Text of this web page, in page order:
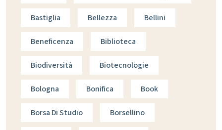
Bastiglia Bellezza Bellini
Beneficenza Biblioteca
Biodiversità Biotecnologie
Bologna Bonifica Book
Borsa Di Studio Borsellino